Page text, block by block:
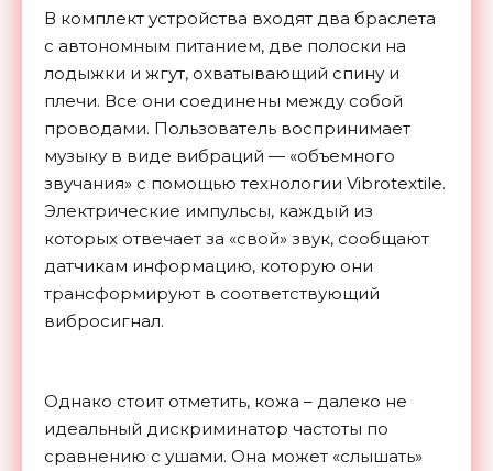
В комплект устройства входят два браслета
с автономным питанием, две полоски на
лодыжки и жгут, охватывающий спину и
плечи. Все они соединены между собой
проводами. Пользователь воспринимает
музыку в виде вибраций — «объемного
звучания» с помощью технологии Vibrotextile.
Электрические импульсы, каждый из
которых отвечает за «свой» звук, сообщают
датчикам информацию, которую они
трансформируют в соответствующий
вибросигнал.
Однако стоит отметить, кожа – далеко не
идеальный дискриминатор частоты по
сравнению с ушами. Она может «слышать»